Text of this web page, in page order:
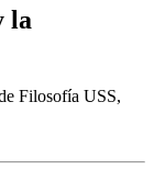
la
Filosofía USS,